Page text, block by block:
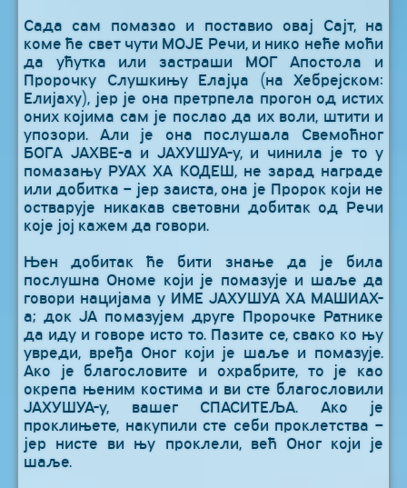
Сада сам помазао и поставио овај Сајт, на
коме ће свет чути МОЈЕ Речи, и нико неће моћи
да ућутка или застраши МОГ Апостола и
Пророчку Слушкињу Елајџа (на Хебрејском:
Елијаху), јер је она претрпела прогон од истих
оних којима сам је послао да их воли, штити и
упозори. Али је она послушала Свемоћног
БОГА ЈАХВЕ-а и ЈАХУШУА-у, и чинила је то у
помазању РУАХ ХА КОДЕШ, не зарад награде
или добитка – јер заиста, она је Пророк који не
остварује никакав световни добитак од Речи
које јој кажем да говори.
Њен добитак ће бити знање да је била
послушна Ономе који је помазује и шаље да
говори нацијама у ИМЕ ЈАХУШУА ХА МАШИАХ-
а; док ЈА помазујем друге Пророчке Ратнике
да иду и говоре исто то. Пазите се, свако ко њу
увреди, вређа Оног који је шаље и помазује.
Ако је благословите и охрабрите, то је као
окрепа њеним костима и ви сте благословили
ЈАХУШУА-у, вашег СПАСИТЕЉА. Ако је
проклињете, накупили сте себи проклетства –
јер нисте ви њу проклели, већ Оног који је
шаље.